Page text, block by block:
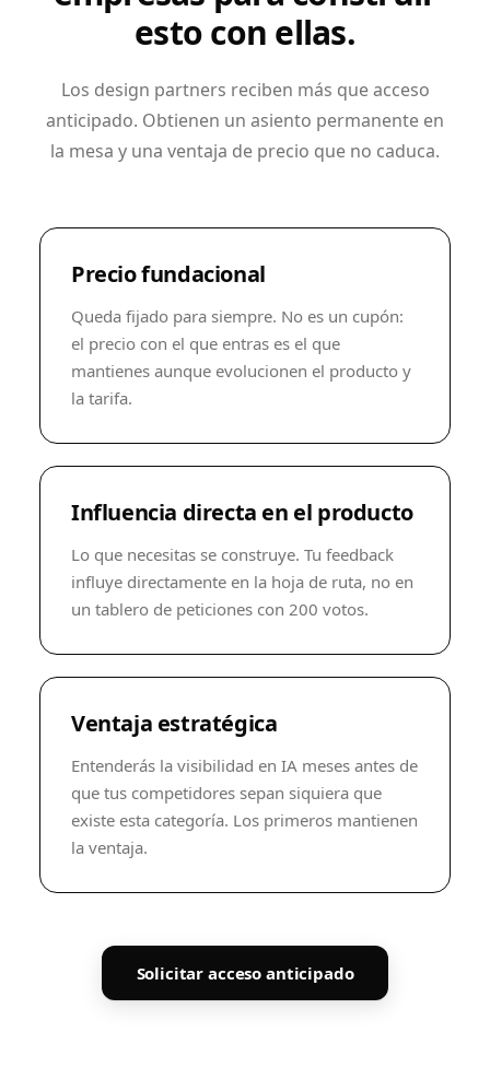
esto con ellas.
Los design partners reciben más que acceso
anticipado. Obtienen un asiento permanente en
la mesa y una ventaja de precio que no caduca.
Precio fundacional
Queda fijado para siempre. No es un cupón:
el precio con el que entras es el que
mantienes aunque evolucionen el producto y
la tarifa.
Influencia directa en el producto
Lo que necesitas se construye. Tu feedback
influye directamente en la hoja de ruta, no en
un tablero de peticiones con 200 votos.
Ventaja estratégica
Entenderás la visibilidad en IA meses antes de
que tus competidores sepan siquiera que
existe esta categoría. Los primeros mantienen
la ventaja.
Solicitar acceso anticipado